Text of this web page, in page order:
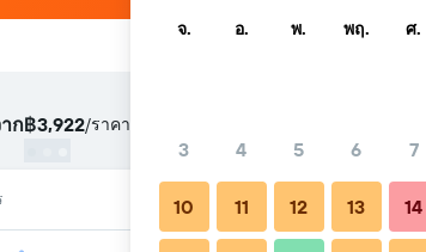
ก฿3,922/ราคาที่ถูกที่สุด ราคาต่อคืน
จ. อ. พ. พฤ. ศ.
3 4 5 6 7
10 11 12 13 14